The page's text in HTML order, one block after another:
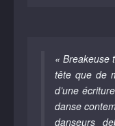
« Breakeuse
tête que de
d’une
danse
danseurs